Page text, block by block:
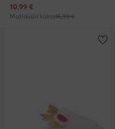
Dabartinė kaina
10,99 €
Mažiausia kaina16,99 €